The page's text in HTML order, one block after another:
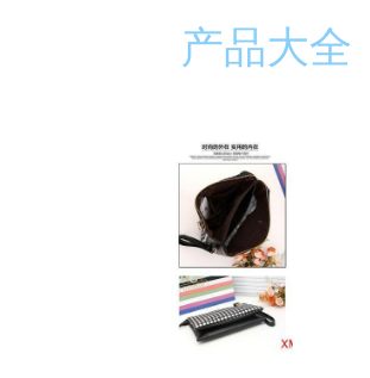
产品大全